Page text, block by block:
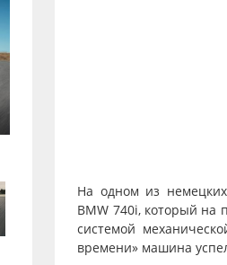
На одном из
BMW 740i, который на
системой
времени» машина